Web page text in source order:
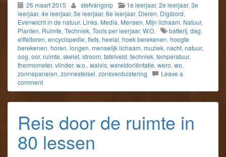
26 maart 2015 stefvangorp 1e leerjaar, 2e leerjaar, 3e
leerjaar, 4e leerjaar, 5e leerjaar, 6e leerjaar, Dieren, Digibord,
Evenwicht in de natuur, Links, Media, Mensen, Mijn lichaam, Natuur,
Planten, Ruimte, Techniek, Tools per leerjaar, W.O. batterij, dag,
eiffeltoren, encyclopedie, fiets, heelal, hoek berekenen, hoogte
berekenen, horen, longen, menselijk lichaam, muziek, nacht, natuur,
oog, oor, ruimte, skelet, stroom, tafelveld, techniek, temperatuur,
thermometer, vlinder, w.o., walvis, wereldoriëntatie, wero, wo,
zonnepanelen, zonnestelsel, zonsverduistering
Leave a
comment
Reis door de ruimte in
80 lessen